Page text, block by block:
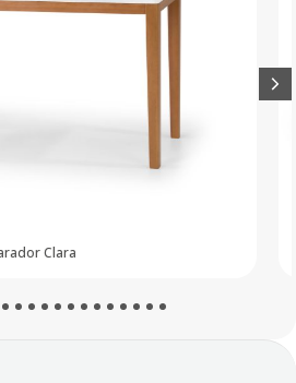
Aparador Luna
101112131415161718